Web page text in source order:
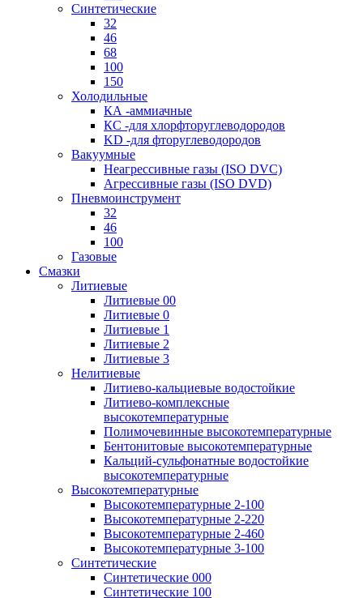
Синтетические
32
46
68
100
150
Холодильные
КА -аммиачные
КС -для хлорфторуглеводородов
KD -для фторуглеводородов
Вакуумные
Неагрессивные газы (ISO DVC)
Агрессивные газы (ISO DVD)
Пневмоинструмент
32
46
100
Газовые
Смазки
Литиевые
Литиевые 00
Литиевые 0
Литиевые 1
Литиевые 2
Литиевые 3
Нелитиевые
Литиево-кальциевые водостойкие
Литиево-комплексные
высокотемпературные
Полимочевинные высокотемпературные
Бентонитовые высокотемпературные
Кальций-сульфонатные водостойкие
высокотемпературные
Высокотемпературные
Высокотемпературные 2-100
Высокотемпературные 2-220
Высокотемпературные 2-460
Высокотемпературные 3-100
Синтетические
Синтетические 000
Синтетические 100